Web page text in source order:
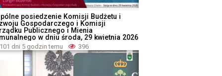
posiedzenie Komisji Budżetu i
Gospodarczego i Komisji
Publicznego i Mienia
w dniu środa, 29 kwietnia 2026
101 dni 5 godzin temu 396